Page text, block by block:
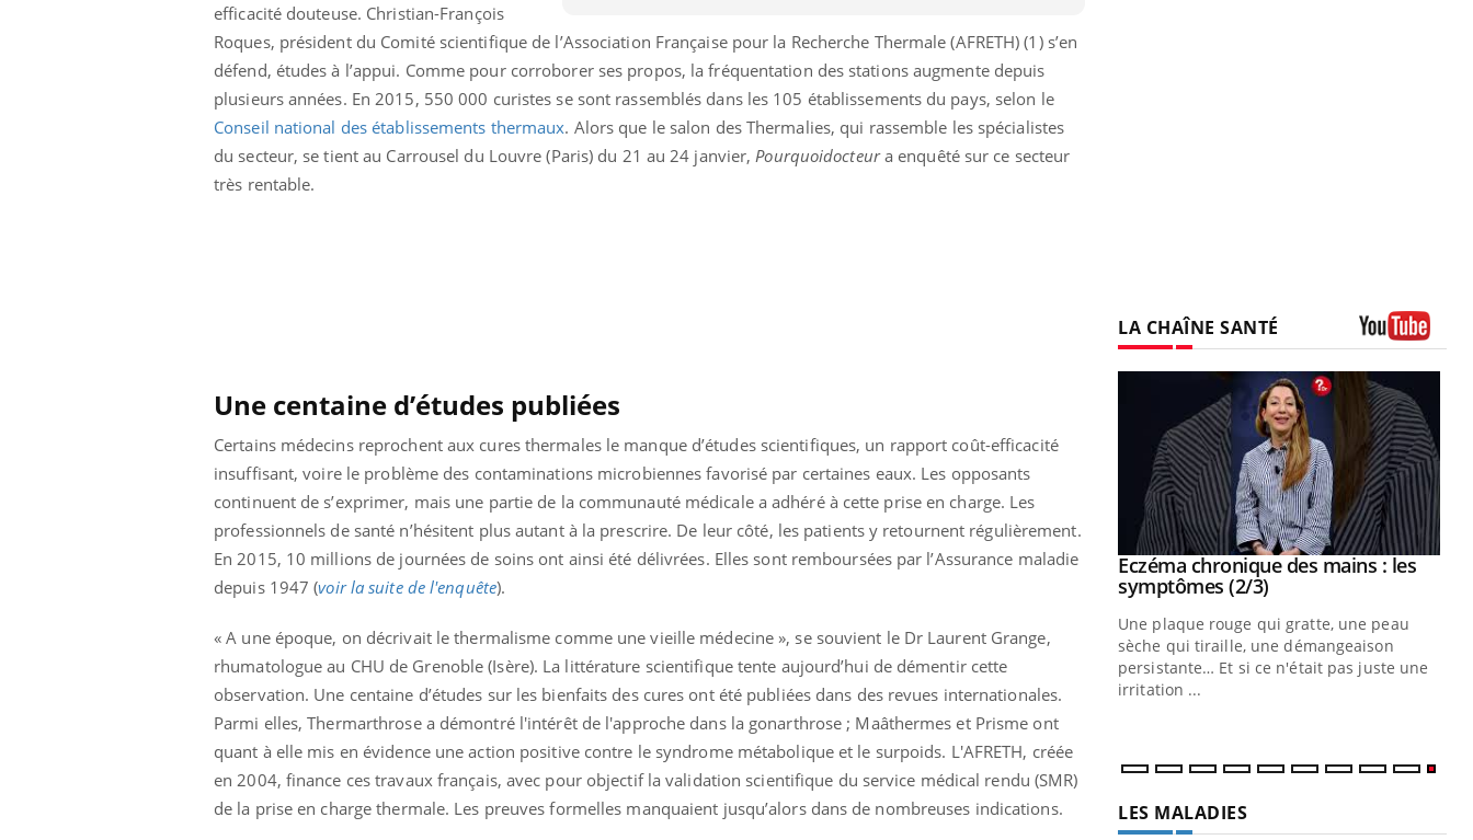
efficacité douteuse. Christian-François
Roques, président du Comité scientifique de l’Association Française pour la Recherche Thermale (AFRETH) (1) s’en
défend, études à l’appui. Comme pour corroborer ses propos, la fréquentation des stations augmente depuis
plusieurs années. En 2015, 550 000 curistes se sont rassemblés dans les 105 établissements du pays, selon le
Conseil national des établissements thermaux. Alors que le salon des Thermalies, qui rassemble les spécialistes
du secteur, se tient au Carrousel du Louvre (Paris) du 21 au 24 janvier, Pourquoidocteura enquêté sur ce secteur
très rentable.
Une centaine d’études publiées
Certains médecins reprochent aux cures thermales le manque d’études scientifiques, un rapport coût-efficacité
insuffisant, voire le problème des contaminations microbiennes favorisé par certaines eaux. Les opposants
continuent de s’exprimer, mais une partie de la communauté médicale a adhéré à cette prise en charge. Les
professionnels de santé n’hésitent plus autant à la prescrire. De leur côté, les patients y retournent régulièrement.
En 2015, 10 millions de journées de soins ont ainsi été délivrées. Elles sont remboursées par l’Assurance maladie
depuis 1947 (voir la suite de l'enquête).
« A une époque, on décrivait le thermalisme comme une vieille médecine », se souvient le Dr Laurent Grange,
rhumatologue au CHU de Grenoble (Isère). La littérature scientifique tente aujourd’hui de démentir cette
observation. Une centaine d’études sur les bienfaits des cures ont été publiées dans des revues internationales.
Parmi elles, Thermarthrose a démontré l'intérêt de l'approche dans la gonarthrose ; Maâthermes et Prisme ont
quant à elle mis en évidence une action positive contre le syndrome métabolique et le surpoids. L'AFRETH, créée
en 2004, finance ces travaux français, avec pour objectif la validation scientifique du service médical rendu (SMR)
de la prise en charge thermale. Les preuves formelles manquaient jusqu’alors dans de nombreuses indications.
LA CHAÎNE SANTÉ
COUP DE FOOD sur le diabèteYoutube
Coup de food sur le diabète, c'est votre
bouscule les idées reçues ! Dans cet
épisode, une ...
Youtube
Quand l’entreprise mise sur le bien
être global
qualité de vie au travail" de Pourquoi
Docteur reçoivent Régis Blugeon, DRH et
directeur ...
Youtube
Eczéma chronique des mains : au
dermatologue à Paris, vous explique
comment protéger vos mains au quotidien
et éviter les ...
Youtube
Eczéma chronique des mains : les
symptômes (2/3)Youtube
Une plaque rouge qui gratte, une peau
sèche qui tiraille, une démangeaison
persistante… Et si ce n'était pas juste une
irritation ...
LES MALADIES